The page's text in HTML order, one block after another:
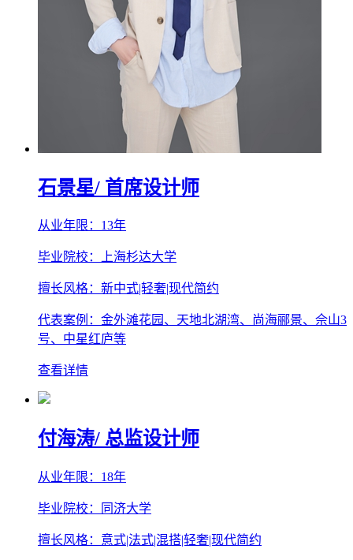
石景星/ 首席设计师
从业年限：13年
毕业院校：上海杉达大学
擅长风格：新中式|轻奢|现代简约
代表案例：金外滩花园、天地北湖湾、尚海郦景、佘山3
号、中星红庐等
查看详情
付海涛/ 总监设计师
从业年限：18年
毕业院校：同济大学
擅长风格：意式|法式|混搭|轻奢|现代简约